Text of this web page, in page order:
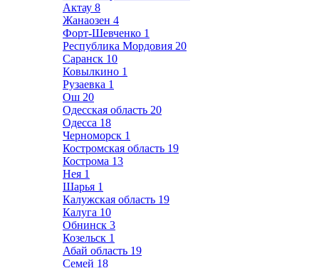
Актау 8
Жанаозен 4
Форт-Шевченко 1
Республика Мордовия 20
Саранск 10
Ковылкино 1
Рузаевка 1
Ош 20
Одесская область 20
Одесса 18
Черноморск 1
Костромская область 19
Кострома 13
Нея 1
Шарья 1
Калужская область 19
Калуга 10
Обнинск 3
Козельск 1
Абай область 19
Семей 18